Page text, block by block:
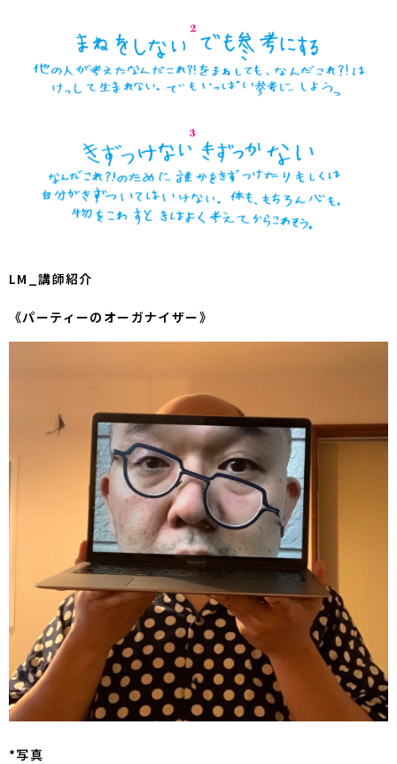
LM_講師紹介
《パーティーのオーガナイザー》
*写真